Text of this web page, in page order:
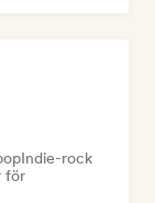
Indie-rock
för